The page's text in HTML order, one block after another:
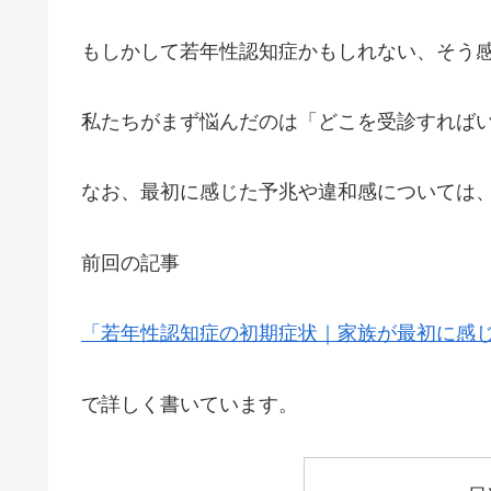
もしかして若年性認知症かもしれない、そう
私たちがまず悩んだのは「どこを受診すれば
なお、最初に感じた予兆や違和感については
前回の記事
「若年性認知症の初期症状｜家族が最初に感
で詳しく書いています。